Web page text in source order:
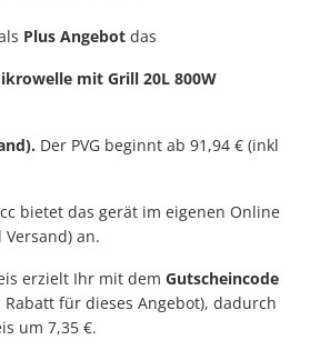
Plus Angebot das
mit Grill 20L 800W
Der PVG beginnt ab 91,94 € (inkl
bietet das gerät im eigenen Online
an.
erzielt Ihr mit dem Gutscheincode
Rabatt für dieses Angebot), dadurch
um 7,35 €.